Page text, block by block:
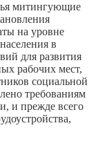
митингующие
на уровне
в
для развития
рабочих мест,
социальной
требованиям
и прежде всего